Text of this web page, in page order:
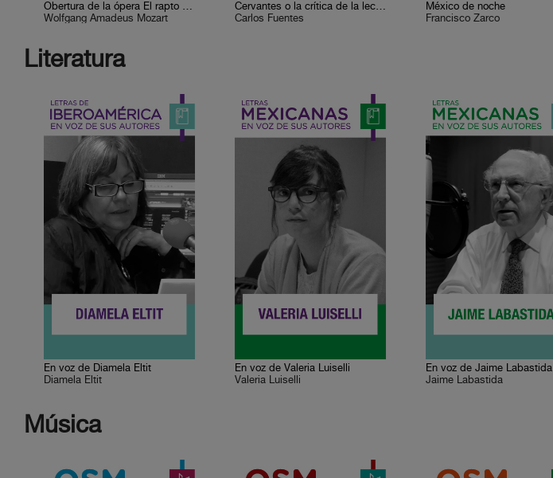
Obertura de la ópera El rapto en el serrallo
Wolfgang Amadeus Mozart
Cervantes o la crítica de la lectura
Carlos Fuentes
México de noche
Francisco Zarco
Literatura
En voz de Diamela Eltit
Diamela Eltit
En voz de Valeria Luiselli
Valeria Luiselli
En voz de Jaime Labastida
Jaime Labastida
Música